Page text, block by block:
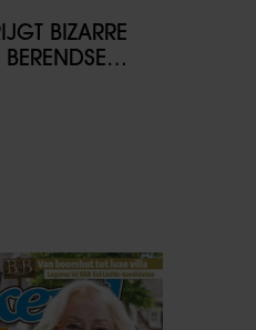
van hun services. U
als u onze website blijft
BIZARRE